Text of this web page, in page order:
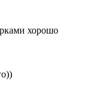
хорошо